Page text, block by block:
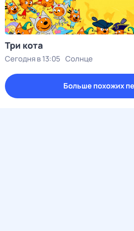
Три кота
Сегодня в 13:05 Солнце
Больше похожих